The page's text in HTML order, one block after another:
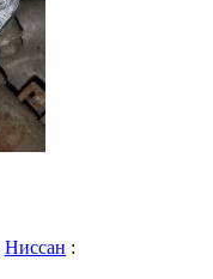
Ниссан :